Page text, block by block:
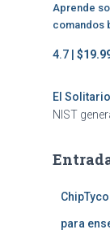
Aprende
comandos
4.7 |
El Solitario
NIST
para